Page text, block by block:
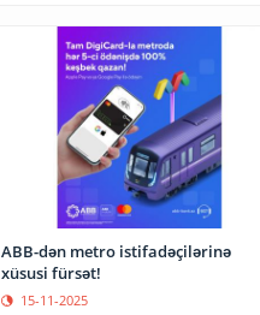
ABB-dən metro istifadəçilərinə
xüsusi fürsət!
15-11-2025